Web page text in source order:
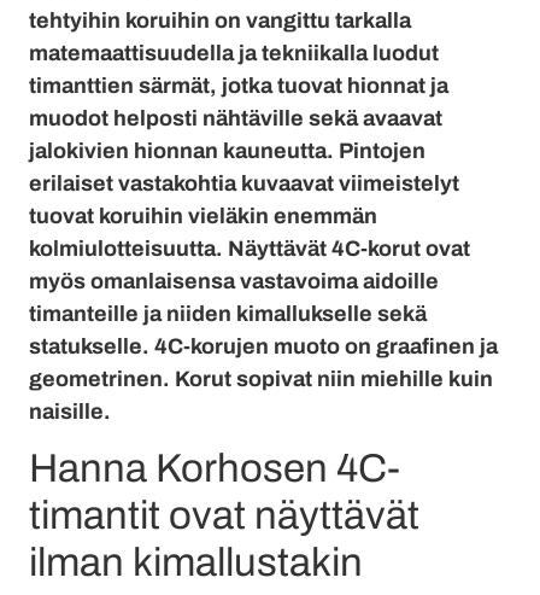
tehtyihin koruihin on vangittu tarkalla
matemaattisuudella ja tekniikalla luodut
timanttien särmät, jotka tuovat hionnat ja
muodot helposti nähtäville sekä avaavat
jalokivien hionnan kauneutta. Pintojen
erilaiset vastakohtia kuvaavat viimeistelyt
tuovat koruihin vieläkin enemmän
kolmiulotteisuutta. Näyttävät 4C-korut ovat
myös omanlaisensa vastavoima aidoille
timanteille ja niiden kimallukselle sekä
statukselle. 4C-korujen muoto on graafinen ja
geometrinen. Korut sopivat niin miehille kuin
naisille.
Hanna Korhosen 4C-
timantit ovat näyttävät
ilman kimallustakin